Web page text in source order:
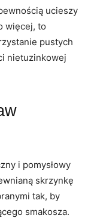
ucieszy
więcej, to
pustych
nietuzinkowej
i pomysłowy
skrzynkę
tak, by
smakosza.